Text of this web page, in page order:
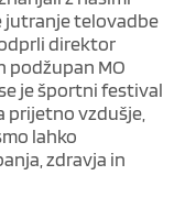
jutranje telovadbe
direktor
podžupan MO
je športni festival
prijetno vzdušje,
lahko
zdravja in